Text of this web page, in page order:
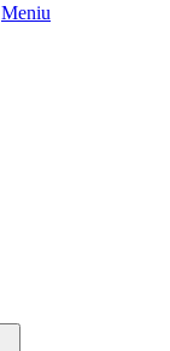
Meniu